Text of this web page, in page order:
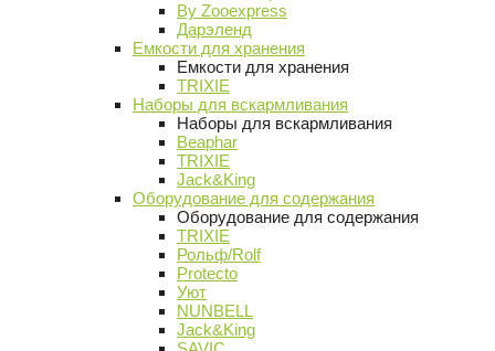
By Zooexpress
Дарэленд
Емкости для хранения
Емкости для хранения
TRIXIE
Наборы для вскармливания
Наборы для вскармливания
Beaphar
TRIXIE
Jack&King
Оборудование для содержания
Оборудование для содержания
TRIXIE
Рольф/Rolf
Protecto
Уют
NUNBELL
Jack&King